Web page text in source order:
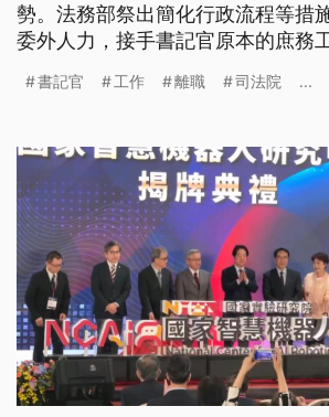
勢。法務部祭出簡化行政流程等措
委外人力，接手書記官原本的庶務
書記官 工作 離職 司法院 ...